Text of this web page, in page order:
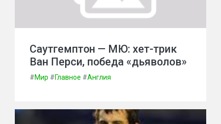
Саутгемптон — МЮ: хет-трик
Ван Перси, победа «дьяволов»
#Мир #Главное #Англия